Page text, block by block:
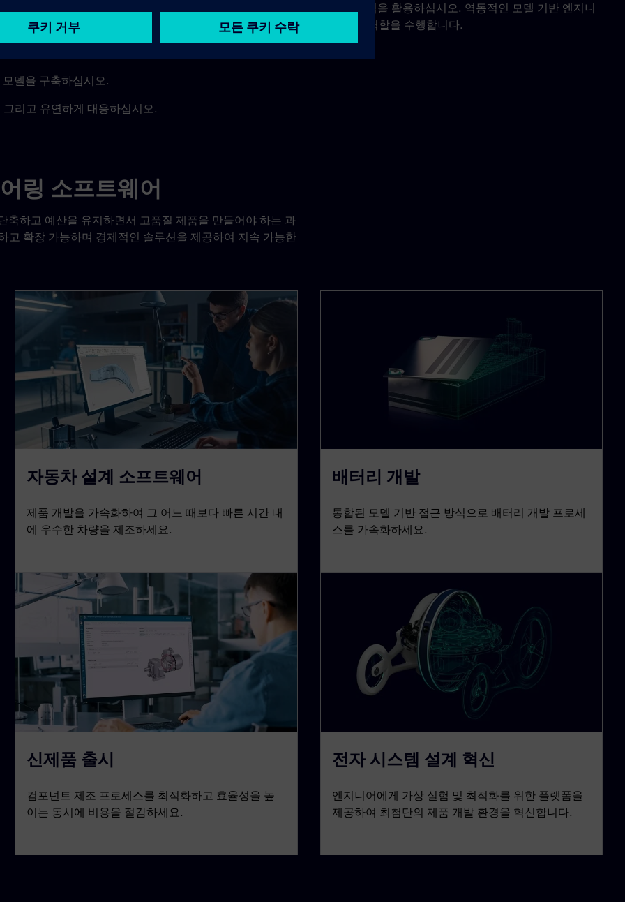
전체 제품 수명 주기 전반에 걸쳐 디지털 모델과 시뮬레이션의 강력한 이점을 활용하십시오. 역동적인 모델 기반 엔지니
상부터 상세 구현에 이르는 모든 과정에서 신뢰할 수 있는 유일한 정보원 역할을 수행합니다.
델을 구축하십시오.
그리고 유연하게 대응하십시오.
링 소프트웨어
하고 예산을 유지하면서 고품질 제품을 만들어야 하는 과
확장 가능하며 경제적인 솔루션을 제공하여 지속 가능한
자동차 설계 소프트웨어
제품 개발을 가속화하여 그 어느 때보다 빠른 시간 내
에 우수한 차량을 제조하세요.
배터리 개발
통합된 모델 기반 접근 방식으로 배터리 개발 프로세
스를 가속화하세요.
신제품 출시
컴포넌트 제조 프로세스를 최적화하고 효율성을 높
이는 동시에 비용을 절감하세요.
전자 시스템 설계 혁신
엔지니어에게 가상 실험 및 최적화를 위한 플랫폼을
제공하여 최첨단의 제품 개발 환경을 혁신합니다.